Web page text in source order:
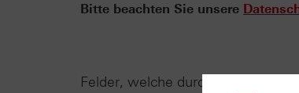
Bitte beachten Sie unsere
Felder, welche durch ein *